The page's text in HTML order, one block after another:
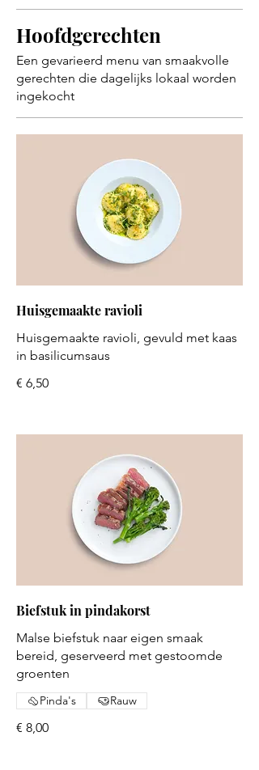
Hoofdgerechten
Een gevarieerd menu van smaakvolle
gerechten die dagelijks lokaal worden
ingekocht
Huisgemaakte ravioli
Huisgemaakte ravioli, gevuld met kaas
in basilicumsaus
€ 6,50
Biefstuk in pindakorst
Malse biefstuk naar eigen smaak
bereid, geserveerd met gestoomde
groenten
€ 8,00
Pinda's Rauw